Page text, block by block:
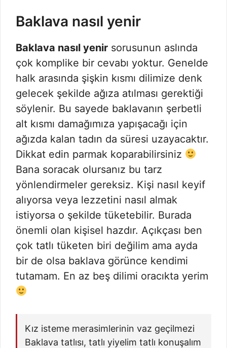
Baklava nasıl yenir
Baklava nasıl yenir sorusunun aslında
çok komplike bir cevabı yoktur. Genelde
halk arasında şişkin kısmı dilimize denk
gelecek şekilde ağıza atılması gerektiği
söylenir. Bu sayede baklavanın şerbetli
alt kısmı damağımıza yapışacağı için
ağızda kalan tadın da süresi uzayacaktır.
Dikkat edin parmak koparabilirsiniz
Bana soracak olursanız bu tarz
yönlendirmeler gereksiz. Kişi nasıl keyif
alıyorsa veya lezzetini nasıl almak
istiyorsa o şekilde tüketebilir. Burada
önemli olan kişisel hazdır. Açıkçası ben
çok tatlı tüketen biri değilim ama ayda
bir de olsa baklava görünce kendimi
tutamam. En az beş dilimi oracıkta yerim
Kız isteme merasimlerinin vaz geçilmezi
Baklava tatlısı, tatlı yiyelim tatlı konuşalım